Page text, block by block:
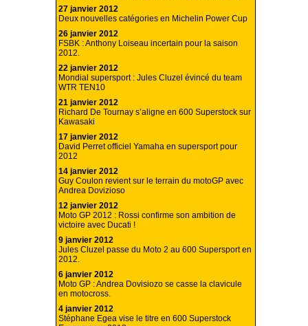
27 janvier 2012
Deux nouvelles catégories en Michelin Power Cup
26 janvier 2012
FSBK : Anthony Loiseau incertain pour la saison
2012.
22 janvier 2012
Mondial supersport : Jules Cluzel évincé du team
WTR TEN10
21 janvier 2012
Richard De Tournay s’aligne en 600 Superstock sur
Kawasaki
17 janvier 2012
David Perret officiel Yamaha en supersport pour
2012
14 janvier 2012
Guy Coulon revient sur le terrain du motoGP avec
Andrea Dovizioso
12 janvier 2012
Moto GP 2012 : Rossi confirme son ambition de
victoire avec Ducati !
9 janvier 2012
Jules Cluzel passe du Moto 2 au 600 Supersport en
2012.
6 janvier 2012
Moto GP : Andrea Dovisiozo se casse la clavicule
en motocross.
4 janvier 2012
Stéphane Egea vise le titre en 600 Superstock